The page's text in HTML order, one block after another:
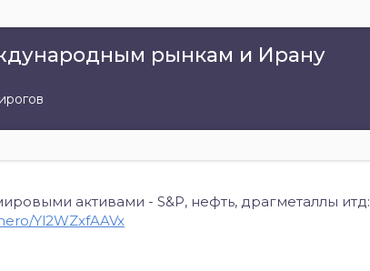
рынкам и Ирану
активами - S&P, нефть, драгметаллы итд:
Yl2WZxfAAVx